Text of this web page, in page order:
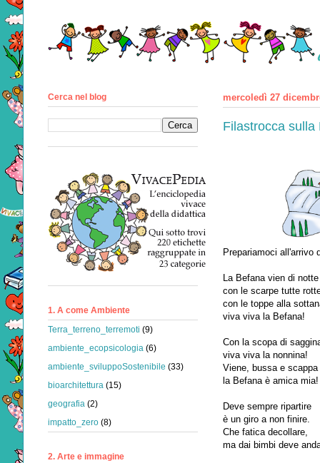
mercoledì 27
Filastrocca sulla
Prepariamoci all'arrivo
La Befana vien di notte
con le scarpe tutte
con le toppe alla
viva viva la Befana!
Con la scopa di
viva viva la nonnina!
Viene, bussa e
la Befana è amica mia!
Deve sempre ripartire
è un giro a non finire.
Che fatica decollare,
ma dai bimbi deve
Cerca nel blog
1. A come Ambiente
Terra_terreno_terremoti (9)
ambiente_ecopsicologia (6)
ambiente_sviluppoSostenibile (33)
bioarchitettura (15)
geografia (2)
impatto_zero (8)
2. Arte e immagine